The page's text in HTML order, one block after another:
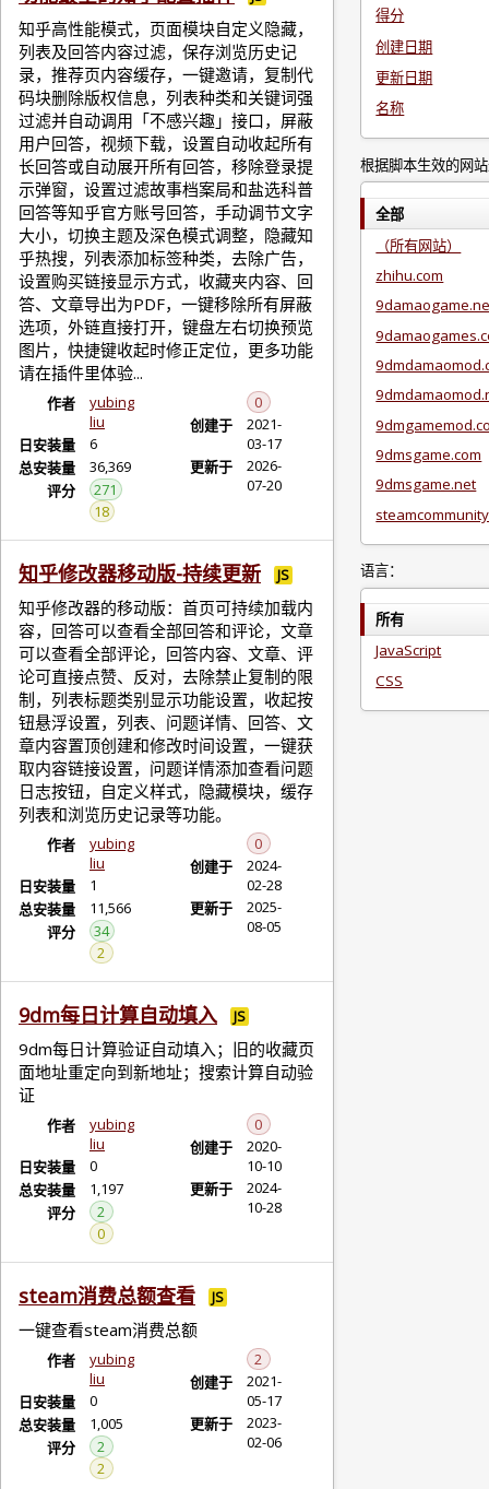
知乎高性能模式，页面模块自定义隐藏，
列表及回答内容过滤，保存浏览历史记
录，推荐页内容缓存，一键邀请，复制代
码块删除版权信息，列表种类和关键词强
过滤并自动调用「不感兴趣」接口，屏蔽
用户回答，视频下载，设置自动收起所有
长回答或自动展开所有回答，移除登录提
示弹窗，设置过滤故事档案局和盐选科普
回答等知乎官方账号回答，手动调节文字
大小，切换主题及深色模式调整，隐藏知
乎热搜，列表添加标签种类，去除广告，
设置购买链接显示方式，收藏夹内容、回
答、文章导出为PDF，一键移除所有屏蔽
选项，外链直接打开，键盘左右切换预览
图片，快捷键收起时修正定位，更多功能
请在插件里体验...
作者
yubing
liu
日安装量
6
总安装量
36,369
评分
271
18
0
创建于
2021-
03-17
更新于
2026-
07-20
知乎修改器移动版-持续更新 JS
知乎修改器的移动版：首页可持续加载内
容，回答可以查看全部回答和评论，文章
可以查看全部评论，回答内容、文章、评
论可直接点赞、反对，去除禁止复制的限
制，列表标题类别显示功能设置，收起按
钮悬浮设置，列表、问题详情、回答、文
章内容置顶创建和修改时间设置，一键获
取内容链接设置，问题详情添加查看问题
日志按钮，自定义样式，隐藏模块，缓存
列表和浏览历史记录等功能。
作者
yubing
liu
日安装量
1
总安装量
11,566
评分
34
2
0
创建于
2024-
02-28
更新于
2025-
08-05
9dm每日计算自动填入 JS
9dm每日计算验证自动填入；旧的收藏页
面地址重定向到新地址；搜索计算自动验
证
作者
yubing
liu
日安装量
0
总安装量
1,197
评分
2
0
0
创建于
2020-
10-10
更新于
2024-
10-28
steam消费总额查看 JS
一键查看steam消费总额
作者
yubing
liu
日安装量
0
总安装量
1,005
评分
2
2
2
创建于
2021-
05-17
更新于
2023-
02-06
得分
创建日期
更新日期
名称
根据脚本生效的网
全部
（所有网站）
zhihu.com
9dmsgame.com
9dmsgame.net
语言：
所有
JavaScript
CSS